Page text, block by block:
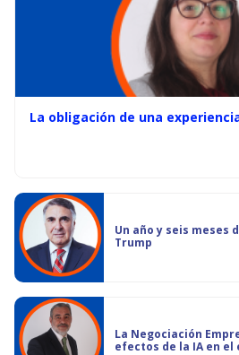
La obligación de una
Un año y seis meses
Trump
La Negociación
efectos de la IA en el